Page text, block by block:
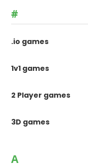
#
.io games
1v1 games
2 Player games
3D games
A